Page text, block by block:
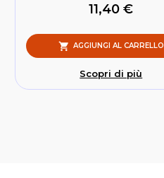
11,40 €
AGGIUNGI AL CARRELLO
Scopri di più